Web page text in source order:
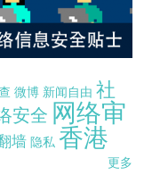
微博 新闻自由 社
安全 网络审
墙 隐私 香港
更多